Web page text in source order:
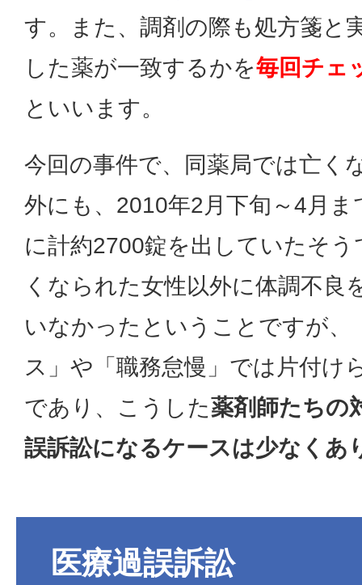
す。また、調剤の際も処方箋と
した薬が一致するかを毎回チェ
といいます。
今回の事件で、同薬局では亡く
外にも、2010年2月下旬～4月ま
に計約2700錠を出していたそう
くなられた女性以外に体調不良
いなかったということですが、
ス」や「職務怠慢」では片付け
であり、こうした薬剤師たちの
誤訴訟になるケースは少なくあ
医療過誤訴訟